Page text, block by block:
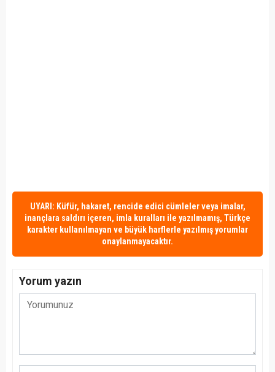
UYARI: Küfür, hakaret, rencide edici cümleler veya imalar,
inançlara saldırı içeren, imla kuralları ile yazılmamış, Türkçe
karakter kullanılmayan ve büyük harflerle yazılmış yorumlar
onaylanmayacaktır.
Yorum yazın